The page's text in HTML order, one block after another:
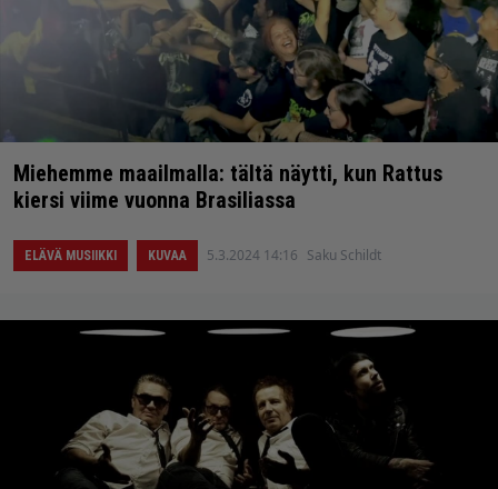
Miehemme maailmalla: tältä näytti, kun Rattus
kiersi viime vuonna Brasiliassa
ELÄVÄ MUSIIKKI KUVAA 5.3.2024 14:16 Saku Schildt